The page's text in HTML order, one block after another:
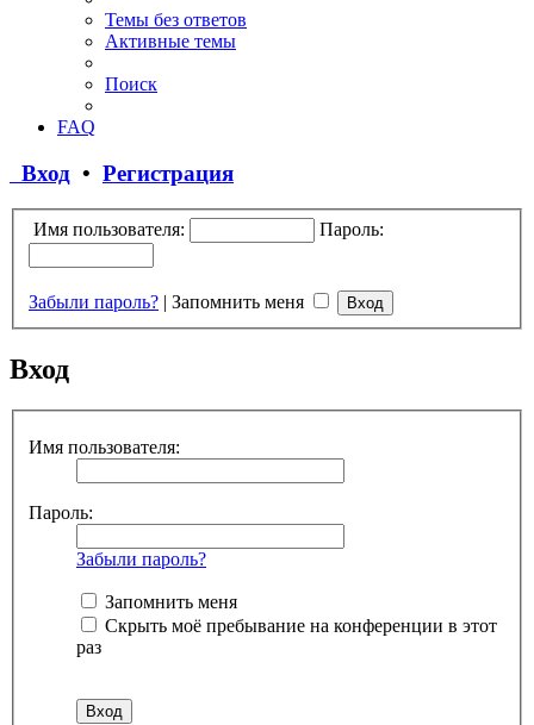
Темы без ответов
Активные темы
Поиск
FAQ
Вход • Регистрация
Имя пользователя: Пароль:
Забыли пароль? | Запомнить меня
Вход
Имя пользователя:
Пароль:
Забыли пароль?
Запомнить меня
Скрыть моё пребывание на конференции в этот
раз